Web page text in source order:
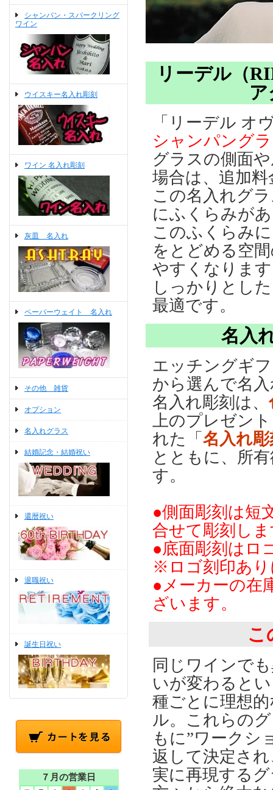
シャンパン・スパークリング
ワイン
ウイスキー名入れ彫刻
ワイン 名入れ彫刻
灰皿 名入れ
ペーパーウェイト 名入れ
その他 雑貨
オプション
名入れグラス
結婚記念・結婚祝い
還暦祝い
退職祝い
誕生日祝い
７月の営業日
リーデル（
「リーデル オ
シャンパング
グラスの側面
場合は、追加
この名入れグ
にふくらみが
このふくらみ
をとどめる空
やすくなりま
しっかりとし
最適です。
名入
エッチングギ
から選んで名
名入れ彫刻は、
上のプレゼン
れた「名入れ
とともに、所
す。
●側面彫刻は短
合せて彫刻し
●底面彫刻はロ
※ロゴ刻印あ
●メーカーの在
ざいます。
こ
同じワインで
いが変わると
種ごとに理想
ル。これらの
もに”ワークシ
返して決定さ
実に再現する